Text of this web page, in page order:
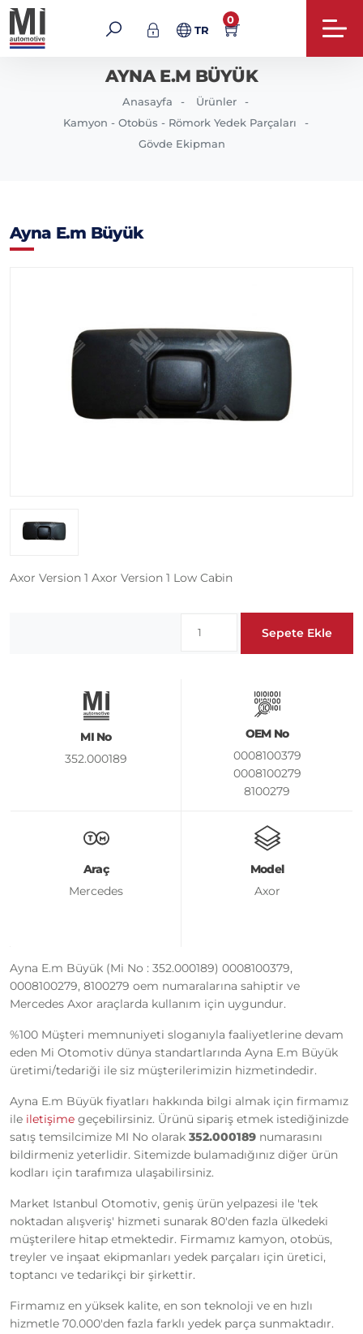
TR
0
AYNA E.M BÜYÜK
Anasayfa
Ürünler
Kamyon - Otobüs - Römork Yedek Parçaları
Gövde Ekipman
Ayna E.m Büyük
Axor Version 1 Axor Version 1 Low Cabin
Sepete Ekle
MI No
352.000189
OEM No
0008100379
0008100279
8100279
Araç
Mercedes
Model
Axor
Ayna E.m Büyük (Mi No : 352.000189) 0008100379,
0008100279, 8100279 oem numaralarına sahiptir ve
Mercedes Axor araçlarda kullanım için uygundur.
%100 Müşteri memnuniyeti sloganıyla faaliyetlerine devam
eden Mi Otomotiv dünya standartlarında Ayna E.m Büyük
üretimi/tedariği ile siz müşterilerimizin hizmetindedir.
Ayna E.m Büyük fiyatları hakkında bilgi almak için firmamız
ile iletişime geçebilirsiniz. Ürünü sipariş etmek istediğinizde
satış temsilcimize MI No olarak 352.000189 numarasını
bildirmeniz yeterlidir. Sitemizde bulamadığınız diğer ürün
kodları için tarafımıza ulaşabilirsiniz.
Market Istanbul Otomotiv, geniş ürün yelpazesi ile 'tek
noktadan alışveriş' hizmeti sunarak 80'den fazla ülkedeki
müşterilere hitap etmektedir. Firmamız kamyon, otobüs,
treyler ve inşaat ekipmanları yedek parçaları için üretici,
toptancı ve tedarikçi bir şirkettir.
Firmamız en yüksek kalite, en son teknoloji ve en hızlı
hizmetle 70.000'den fazla farklı yedek parça sunmaktadır.